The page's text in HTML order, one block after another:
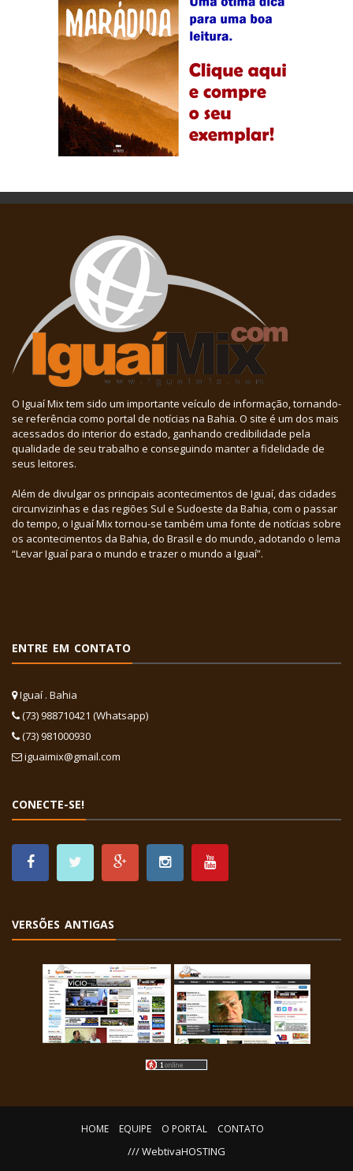
O Iguaí Mix tem sido um importante veículo de informação, tornando-
se referência como portal de notícias na Bahia. O site é um dos mais
acessados do interior do estado, ganhando credibilidade pela
qualidade de seu trabalho e conseguindo manter a fidelidade de
seus leitores.
Além de divulgar os principais acontecimentos de Iguaí, das cidades
circunvizinhas e das regiões Sul e Sudoeste da Bahia, com o passar
do tempo, o Iguaí Mix tornou-se também uma fonte de notícias sobre
os acontecimentos da Bahia, do Brasil e do mundo, adotando o lema
“Levar Iguaí para o mundo e trazer o mundo a Iguaí”.
ENTRE EM CONTATO
Iguaí . Bahia
(73) 988710421 (Whatsapp)
(73) 981000930
iguaimix@gmail.com
CONECTE-SE!
VERSÕES ANTIGAS
HOME EQUIPE O PORTAL CONTATO
/// WebtivaHOSTING